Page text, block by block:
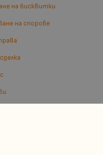
на бисквитки
на спорове